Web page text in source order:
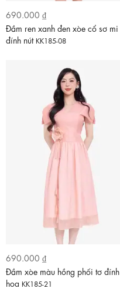
690.000 ₫
Đầm ren xanh đen xòe cổ sơ mi
đính nút KK185-08
690.000 ₫
Đầm xòe màu hồng phối tơ đính
hoa KK185-21